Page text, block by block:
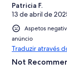
Patricia F.
13 de abril de
Aspetos
anúncio
Traduzir através
Not